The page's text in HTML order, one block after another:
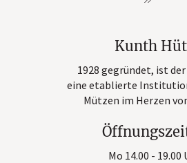
Kunth
1928 gegründet, ist
eine etablierte
Mützen im Herzen
Mo 14.00 - 19.00